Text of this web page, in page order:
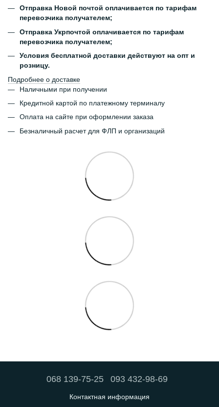
Отправка Новой почтой оплачивается по тарифам
перевозчика получателем;
Отправка Укрпочтой оплачивается по тарифам
перевозчика получателем;
Условия бесплатной доставки действуют на опт и
розницу.
Подробнее о доставке
Наличными при получении
Кредитной картой по платежному терминалу
Оплата на сайте при оформлении заказа
Безналичный расчет для ФЛП и организаций
068 139-75-25 093 432-98-69
Контактная информация